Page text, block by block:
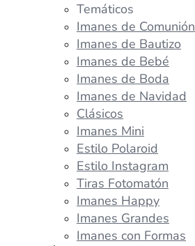
Temáticos
Imanes de Comunión
Imanes de Bautizo
Imanes de Bebé
Imanes de Boda
Imanes de Navidad
Clásicos
Imanes Mini
Estilo Polaroid
Estilo Instagram
Tiras Fotomatón
Imanes Happy
Imanes Grandes
Imanes con Formas